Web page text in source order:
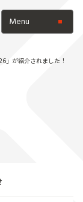
Menu
」が紹介されました！